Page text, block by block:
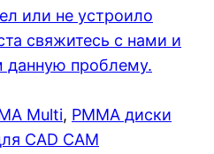
или не устроило
свяжитесь с нами и
проблему.
Multi, PMMA диски
CAD CAM